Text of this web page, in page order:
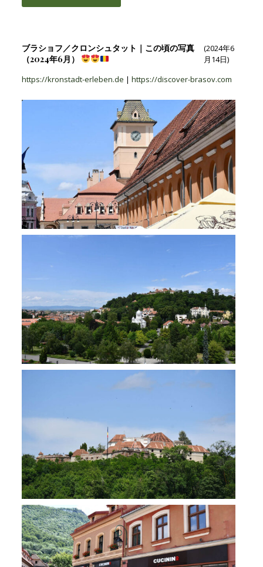
ブラショフ／クロンシュタット｜この頃の写真
（2024年6月）
(2024年6
月14日)
https://kronstadt-erleben.de | https://discover-brasov.com